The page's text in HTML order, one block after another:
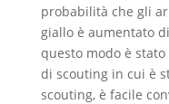
probabilità che gli
giallo è aumentato
questo modo è
di scouting in cui è
scouting, è facile